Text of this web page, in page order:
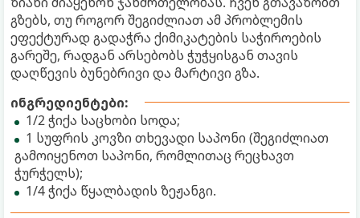
გზებს, თუ როგორ შეგიძლიათ ამ პრობლემის
ეფექტურად გადაჭრა ქიმიკატების საჭიროების
გარეშე, რადგან არსებობს ჭუჭყისგან თავის
დაღწევის ბუნებრივი და მარტივი გზა.
ინგრედიენტები:
1/2 ჭიქა საცხობი სოდა;
1 სუფრის კოვზი თხევადი საპონი (შეგიძლიათ
გამოიყენოთ საპონი, რომლითაც რეცხავთ
ჭურჭელს);
1/4 ჭიქა წყალბადის ზეჟანგი.